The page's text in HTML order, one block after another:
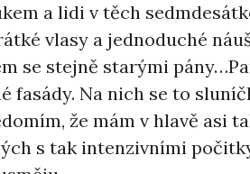
a lidi v těch
vlasy a jednoduché
se stejně starými
fasády. Na nich se to
že mám v hlavě asi
s tak intenzivními